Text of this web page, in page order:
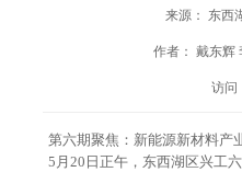
来源： 东西
作者： 戴东辉
访问
第六期聚焦：新能源新材料产
5月20日正午，东西湖区兴工